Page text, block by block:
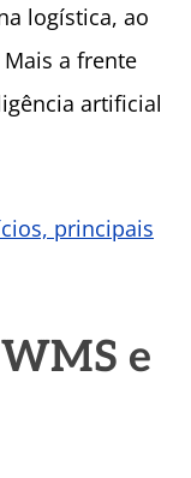
logística, ao
a frente
artificial
principais
e